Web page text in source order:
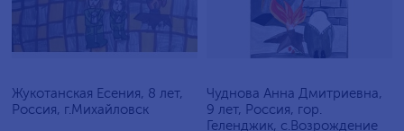
Жукотанская Есения, 8 лет,
Россия, г.Михайловск
Чуднова Анна Дмитриевна,
9 лет, Россия, гор.
Геленджик, с.Возрождение